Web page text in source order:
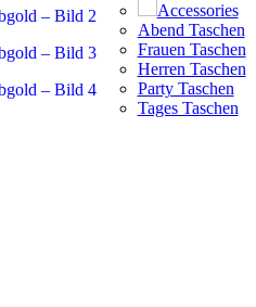
Accessories
Abend Taschen
Frauen Taschen
Herren Taschen
Party Taschen
Tages Taschen